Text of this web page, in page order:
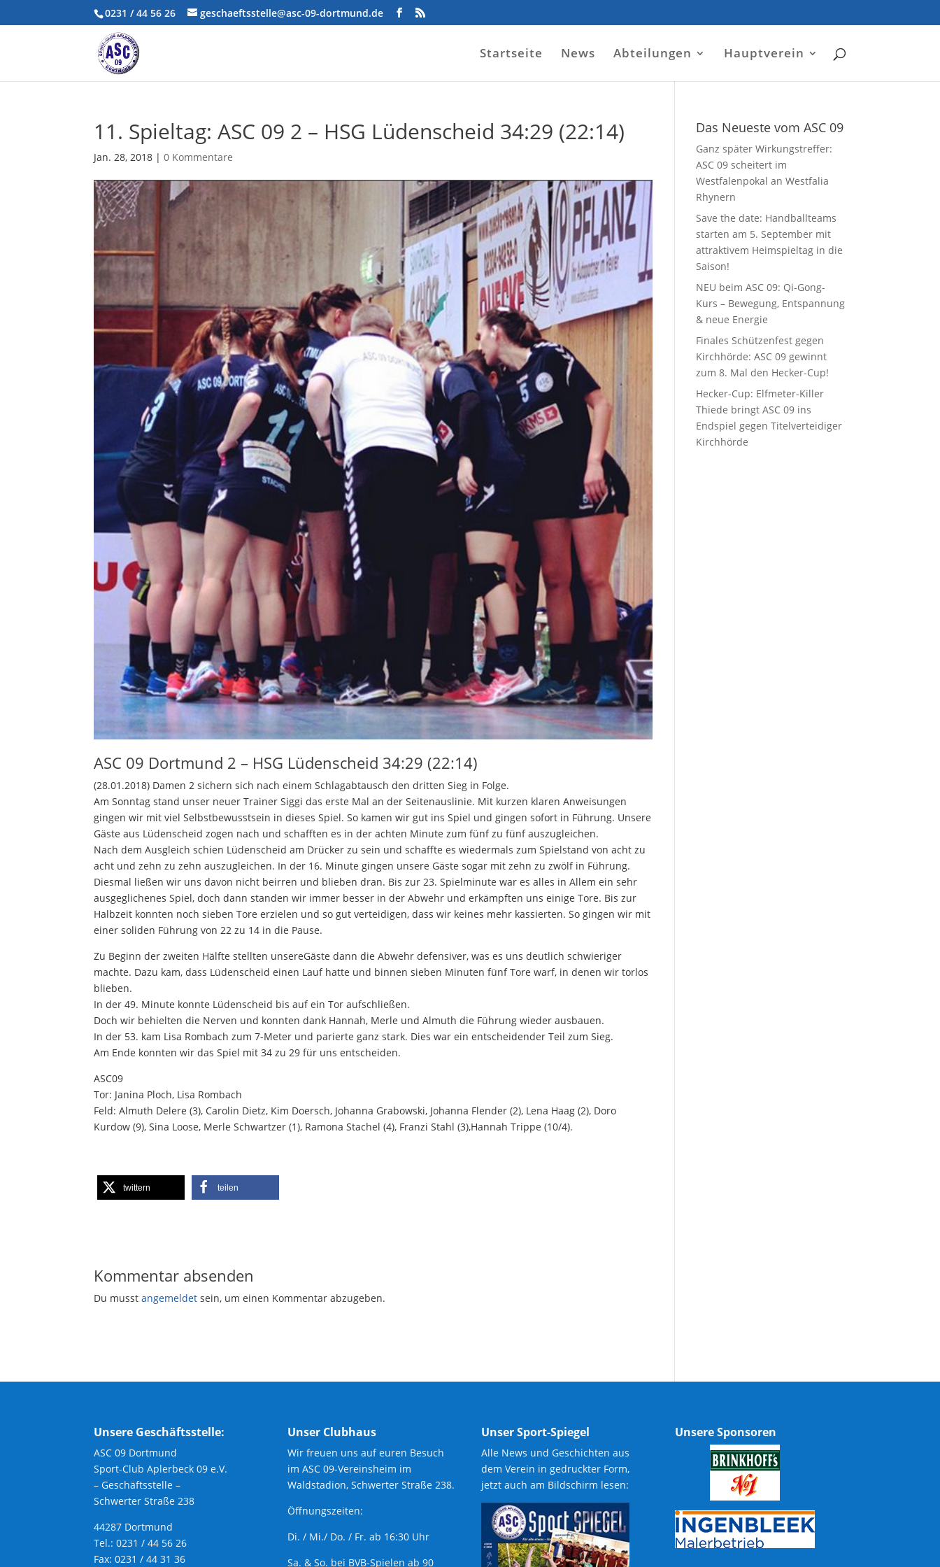
0231 / 44 56 26 geschaeftsstelle@asc-09-dortmund.de
Startseite News Abteilungen Hauptverein
11. Spieltag: ASC 09 2 – HSG Lüdenscheid 34:29 (22:14)
Jan. 28, 2018 |0 Kommentare
ASC 09 Dortmund 2 – HSG Lüdenscheid 34:29 (22:14)
(28.01.2018) Damen 2 sichern sich nach einem Schlagabtausch den dritten Sieg in Folge.
Am Sonntag stand unser neuer Trainer Siggi das erste Mal an der Seitenauslinie. Mit kurzen klaren Anweisungen
gingen wir mit viel Selbstbewusstsein in dieses Spiel. So kamen wir gut ins Spiel und gingen sofort in Führung. Unsere
Gäste aus Lüdenscheid zogen nach und schafften es in der achten Minute zum fünf zu fünf auszugleichen.
Nach dem Ausgleich schien Lüdenscheid am Drücker zu sein und schaffte es wiedermals zum Spielstand von acht zu
acht und zehn zu zehn auszugleichen. In der 16. Minute gingen unsere Gäste sogar mit zehn zu zwölf in Führung.
Diesmal ließen wir uns davon nicht beirren und blieben dran. Bis zur 23. Spielminute war es alles in Allem ein sehr
ausgeglichenes Spiel, doch dann standen wir immer besser in der Abwehr und erkämpften uns einige Tore. Bis zur
Halbzeit konnten noch sieben Tore erzielen und so gut verteidigen, dass wir keines mehr kassierten. So gingen wir mit
einer soliden Führung von 22 zu 14 in die Pause.
Zu Beginn der zweiten Hälfte stellten unsereGäste dann die Abwehr defensiver, was es uns deutlich schwieriger
machte. Dazu kam, dass Lüdenscheid einen Lauf hatte und binnen sieben Minuten fünf Tore warf, in denen wir torlos
blieben.
In der 49. Minute konnte Lüdenscheid bis auf ein Tor aufschließen.
Doch wir behielten die Nerven und konnten dank Hannah, Merle und Almuth die Führung wieder ausbauen.
In der 53. kam Lisa Rombach zum 7-Meter und parierte ganz stark. Dies war ein entscheidender Teil zum Sieg.
Am Ende konnten wir das Spiel mit 34 zu 29 für uns entscheiden.
ASC09
Tor: Janina Ploch, Lisa Rombach
Feld: Almuth Delere (3), Carolin Dietz, Kim Doersch, Johanna Grabowski, Johanna Flender (2), Lena Haag (2), Doro
Kurdow (9), Sina Loose, Merle Schwartzer (1), Ramona Stachel (4), Franzi Stahl (3),Hannah Trippe (10/4).
twittern teilen
Kommentar absenden
Du musstangemeldet sein, um einen Kommentar abzugeben.
Das Neueste vom ASC 09
Ganz später Wirkungstreffer:
ASC 09 scheitert im
Westfalenpokal an Westfalia
Rhynern
Save the date: Handballteams
starten am 5. September mit
attraktivem Heimspieltag in die
Saison!
NEU beim ASC 09: Qi-Gong-
Kurs – Bewegung, Entspannung
& neue Energie
Finales Schützenfest gegen
Kirchhörde: ASC 09 gewinnt
zum 8. Mal den Hecker-Cup!
Hecker-Cup: Elfmeter-Killer
Thiede bringt ASC 09 ins
Endspiel gegen Titelverteidiger
Kirchhörde
Unsere Geschäftsstelle:
ASC 09 Dortmund
Sport-Club Aplerbeck 09 e.V.
– Geschäftsstelle –
Schwerter Straße 238
44287 Dortmund
Tel.: 0231 / 44 56 26
Fax: 0231 / 44 31 36
Unser Clubhaus
Wir freuen uns auf euren Besuch
im ASC 09-Vereinsheim im
Waldstadion, Schwerter Straße 238.
Öffnungszeiten:
Di. / Mi./ Do. / Fr. ab 16:30 Uhr
Sa. & So. bei BVB-Spielen ab 90
Unser Sport-Spiegel
Alle News und Geschichten aus
dem Verein in gedruckter Form,
jetzt auch am Bildschirm lesen:
Unsere Sponsoren